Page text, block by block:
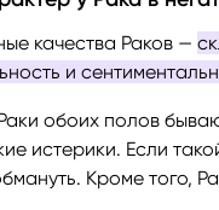
качества Раков —
и
обоих полов
истерики. Если
Кроме того,